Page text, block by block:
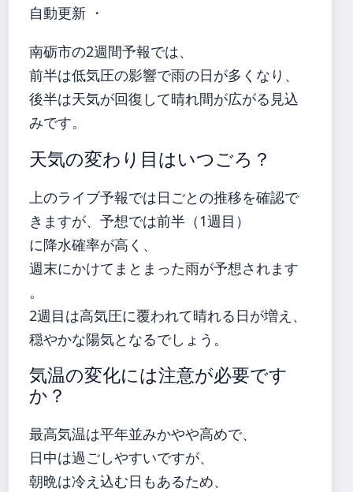
自動更新 ・
南砺市の2週間予報では、
前半は低気圧の影響で雨の日が多くなり、
後半は天気が回復して晴れ間が広がる見込
みです。
天気の変わり目はいつごろ？
上のライブ予報では日ごとの推移を確認で
きますが、予想では前半（1週目）
に降水確率が高く、
週末にかけてまとまった雨が予想されます
。
2週目は高気圧に覆われて晴れる日が増え、
穏やかな陽気となるでしょう。
気温の変化には注意が必要です
か？
最高気温は平年並みかやや高めで、
日中は過ごしやすいですが、
朝晩は冷え込む日もあるため、